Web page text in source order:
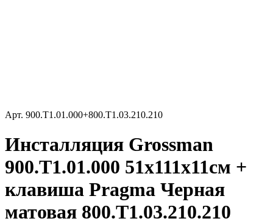
Арт. 900.T1.01.000+800.Т1.03.210.210
Инсталляция Grossman
900.T1.01.000 51х111х11см +
клавиша Pragma Черная
матовая 800.Т1.03.210.210